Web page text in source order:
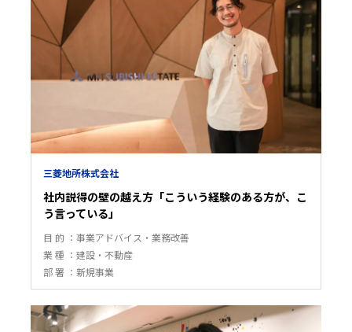
三菱地所株式会社
社内説得の壁の越え方「こういう経験のある方が、こ
う言っている」
目 的
事業アドバイス・業務改善
業 種
建設・不動産
部 署
新規事業